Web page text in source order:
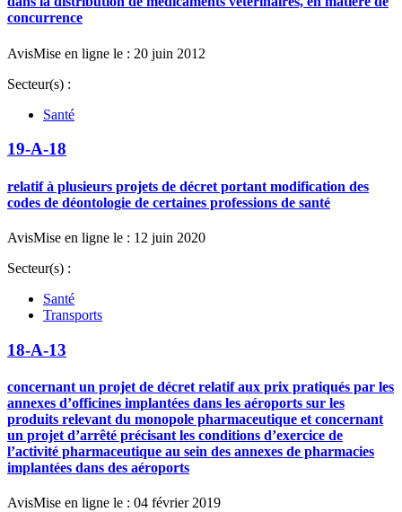
concurrence
AvisMise en ligne le : 20 juin 2012
Secteur(s) :
Santé
19-A-18
relatif à plusieurs projets de décret portant modification des
codes de déontologie de certaines professions de santé
AvisMise en ligne le : 12 juin 2020
Secteur(s) :
Santé
Transports
18-A-13
concernant un projet de décret relatif aux prix pratiqués par les
annexes d’officines implantées dans les aéroports sur les
produits relevant du monopole pharmaceutique et concernant
un projet d’arrêté précisant les conditions d’exercice de
l’activité pharmaceutique au sein des annexes de pharmacies
implantées dans des aéroports
AvisMise en ligne le : 04 février 2019